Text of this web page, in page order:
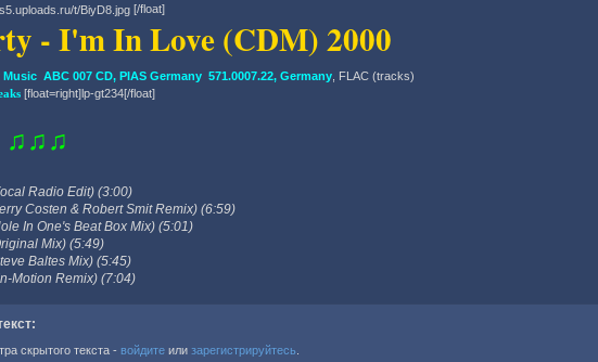
[/float]
- I'm In Love (CDM) 2000
ABC 007 CD, PIAS Germany 571.0007.22, Germany , FLAC (tracks)
[float=right]lp-gt234[/float]
♫♫♫
Radio Edit) (3:00)
Costen & Robert Smit Remix) (6:59)
In One's Beat Box Mix) (5:01)
Mix) (5:49)
Baltes Mix) (5:45)
Motion Remix) (7:04)
скрытого текста - войдитеили зарегистрируйтесь